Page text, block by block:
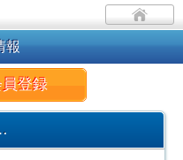
報
登録